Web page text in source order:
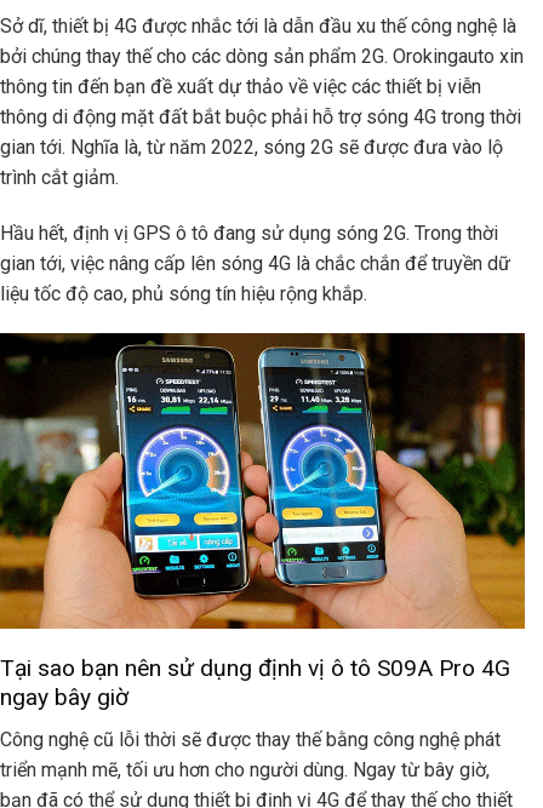
Sở dĩ, thiết bị 4G được nhắc tới là dẫn đầu xu thế công nghệ là
bởi chúng thay thế cho các dòng sản phẩm 2G. Orokingauto xin
thông tin đến bạn đề xuất dự thảo về việc các thiết bị viễn
thông di động mặt đất bắt buộc phải hỗ trợ sóng 4G trong thời
gian tới. Nghĩa là, từ năm 2022, sóng 2G sẽ được đưa vào lộ
trình cắt giảm.
Hầu hết, định vị GPS ô tô đang sử dụng sóng 2G. Trong thời
gian tới, việc nâng cấp lên sóng 4G là chắc chắn để truyền dữ
liệu tốc độ cao, phủ sóng tín hiệu rộng khắp.
Tại sao bạn nên sử dụng định vị ô tô S09A Pro 4G
ngay bây giờ
Công nghệ cũ lỗi thời sẽ được thay thế bằng công nghệ phát
triển mạnh mẽ, tối ưu hơn cho người dùng. Ngay từ bây giờ,
bạn đã có thể sử dụng thiết bị định vị 4G để thay thế cho thiết